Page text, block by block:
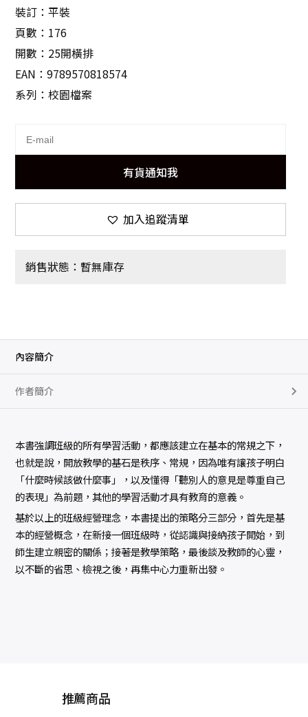
裝訂：平裝
頁數：176
開數：25開橫排
EAN：9789570818574
系列：校園檔案
有貨通知我
加入追蹤清單
銷售狀態：暫無庫存
內容簡介
作者簡介
本書強調班級的所有學習活動，都應該建立在基本的常規之下，
也就是說，開放教學的基石是秩序、常規，因為唯有讓孩子明白
「什麼時候該做什麼事」，以及懂得「聽別人的意見是尊重自己
的表現」為前題，其他的學習活動才具有教育的意義。
基於以上的班級經營理念，本書提出的策略分三部分，首先是基
本的經營概念，在新接一個班級時，從認識與接納孩子開始，到
師生建立親密的關係；接著是教學策略，最後談及教師的心靈，
以不斷的省思、檢視之後，再集中心力重新出發。
推薦商品